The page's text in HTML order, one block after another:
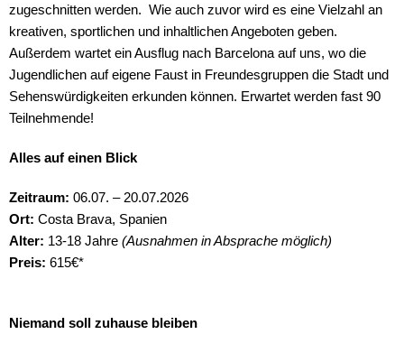
zugeschnitten werden. Wie auch zuvor wird es eine Vielzahl an
kreativen, sportlichen und inhaltlichen Angeboten geben.
Außerdem wartet ein Ausflug nach Barcelona auf uns, wo die
Jugendlichen auf eigene Faust in Freundesgruppen die Stadt und
Sehenswürdigkeiten erkunden können. Erwartet werden fast 90
Teilnehmende!
Alles auf einen Blick
Zeitraum: 06.07. – 20.07.2026
Ort: Costa Brava, Spanien
Alter: 13-18 Jahre (Ausnahmen in Absprache möglich)
Preis: 615€*
Niemand soll zuhause bleiben